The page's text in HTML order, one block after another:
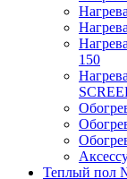
150
Теплый пол